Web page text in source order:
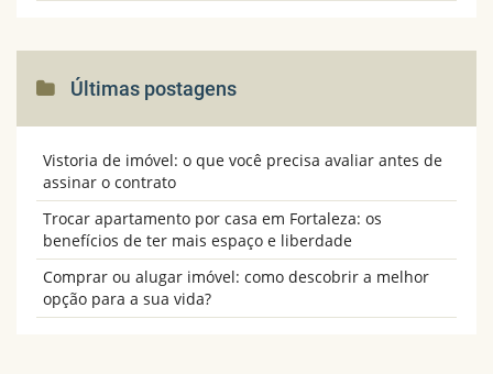
Últimas postagens
Vistoria de imóvel: o que você precisa avaliar antes de
assinar o contrato
Trocar apartamento por casa em Fortaleza: os
benefícios de ter mais espaço e liberdade
Comprar ou alugar imóvel: como descobrir a melhor
opção para a sua vida?